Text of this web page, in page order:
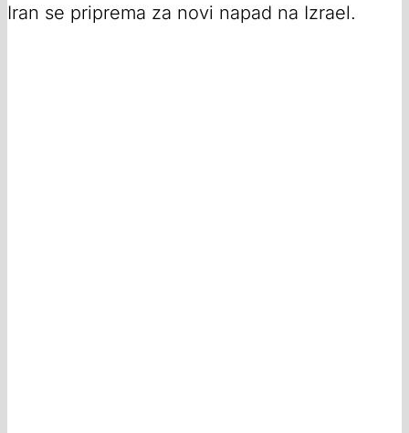
Iran se priprema za novi napad na Izrael.